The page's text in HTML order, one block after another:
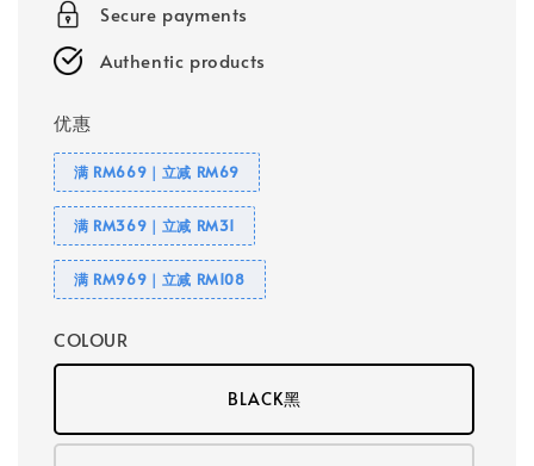
Secure payments
Authentic products
优惠
满 RM669｜立减 RM69
满 RM369｜立减 RM31
满 RM969｜立减 RM108
COLOUR
BLACK黑